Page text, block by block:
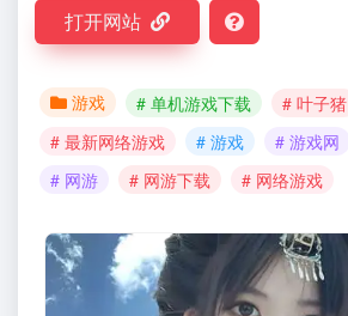
打开网站
游戏 # 单机游戏下载
# 叶子猪
# 最新网络游戏
# 游戏 # 游戏网
# 网游
# 网游下载 # 网络游戏